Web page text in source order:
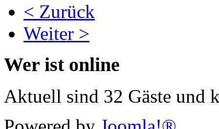
< Zurück
Weiter >
Wer ist online
Aktuell sind 32 Gäste und